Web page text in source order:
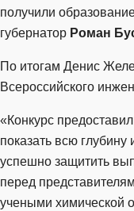
получили
губернатор Роман
По итогам Денис
Всероссийского
«Конкурс
показать всю глубину
успешно защитить
перед
учеными химической